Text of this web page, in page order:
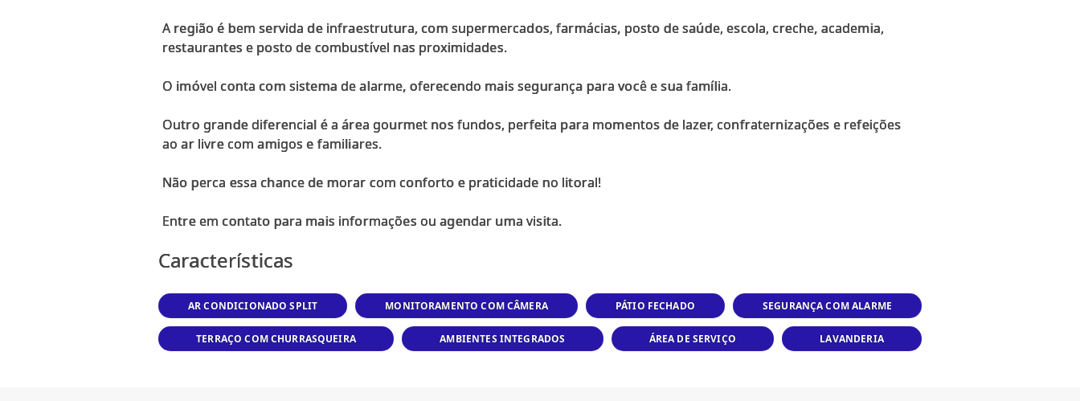
A região é bem servida de infraestrutura, com supermercados, farmácias, posto de saúde, escola, creche, academia,
restaurantes e posto de combustível nas proximidades.
O imóvel conta com sistema de alarme, oferecendo mais segurança para você e sua família.
Outro grande diferencial é a área gourmet nos fundos, perfeita para momentos de lazer, confraternizações e refeições
ao ar livre com amigos e familiares.
Não perca essa chance de morar com conforto e praticidade no litoral!
Características
AR CONDICIONADO SPLIT MONITORAMENTO COM CÂMERA PÁTIO FECHADO SEGURANÇA COM ALARME
TERRAÇO COM CHURRASQUEIRA AMBIENTES INTEGRADOS ÁREA DE SERVIÇO LAVANDERIA